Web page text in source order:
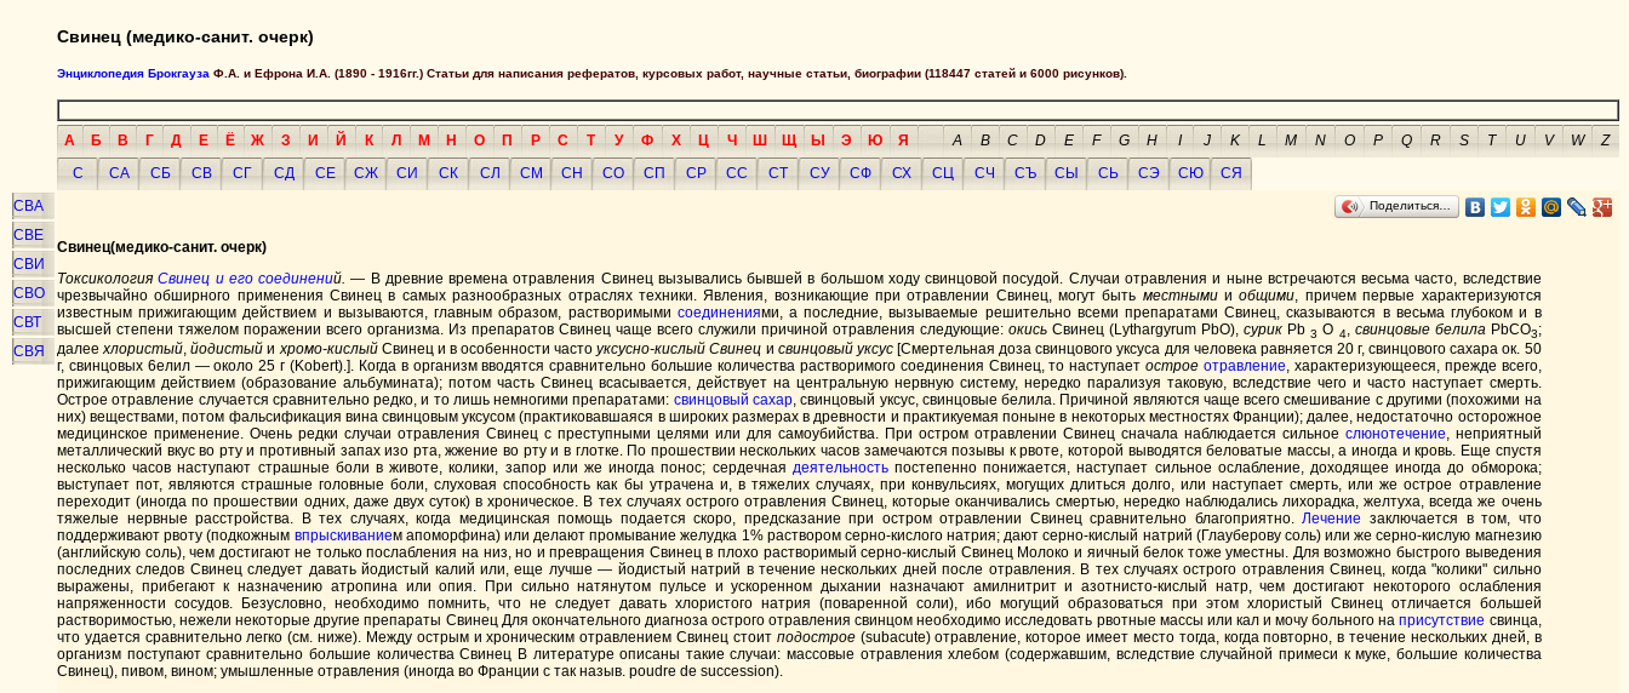
Свинец (медико-санит. очерк)
Энциклопедия Брокгауза Ф.А. и Ефрона И.А. (1890 - 1916гг.) Статьи для написания рефератов, курсовых работ, научные статьи, биографии (118447 статей и 6000 рисунков).
А Б В Г Д Е Ё Ж З И Й К Л М Н О П Р С Т У Ф Х Ц Ч Ш Щ Ы Э Ю Я A B C D E F G H I J K L M N O P Q R S T U V W
Z
С
СА СБ СВ СГ СД СЕ СЖ СИ СК СЛ СМ СН СО СП СР СС СТ СУ СФ СХ СЦ СЧ СЪ СЫ СЬ СЭ СЮ
СЯ
СВА
СВЕ
СВИ
СВО
СВТ
СВЯ
Поделиться…
Свинец(медико-санит. очерк)
ТоксикологияСвинец и его соединений.— В древние времена отравления Свинец вызывались бывшей в большом ходу свинцовой посудой. Случаи отравления и ныне встречаются весьма часто, вследствие
чрезвычайно обширного применения Свинец в самых разнообразных отраслях техники. Явления, возникающие при отравлении Свинец, могут быть местнымииобщими, причем первые характеризуются
известным прижигающим действием и вызываются, главным образом, растворимыми соединениями, а последние, вызываемые решительно всеми препаратами Свинец, сказываются в весьма глубоком и в
высшей степени тяжелом поражении всего организма. Из препаратов Свинец чаще всего служили причиной отравления следующие:окись Свинец (Lythargyrum PbO),сурик Рb3 О 4, свинцовые белилаPbCO3;
далеехлористый,йодистый ихромо-кислыйСвинец и в особенности частоуксусно-кислый Свинец и свинцовый уксус[Смертельная доза свинцового уксуса для человека равняется 20 г, свинцового сахара ок. 50
г, свинцовых 6елил — около 25 г (Kobert).]. Когда в организм вводятся сравнительно большие количества растворимого соединения Свинец, то наступаетострое отравление, характеризующееся, прежде всего,
прижигающим действием (образование альбумината); потом часть Свинец всасывается, действует на центральную нервную систему, нередко парализуя таковую, вследствие чего и часто наступает смерть.
Острое отравление случается сравнительно редко, и то лишь немногими препаратами: свинцовый сахар, свинцовый уксус, свинцовые белила. Причиной являются чаще всего смешивание с другими (похожими на
них) веществами, потом фальсификация вина свинцовым уксусом (практиковавшаяся в широких размерах в древности и практикуемая поныне в некоторых местностях Франции); далее, недостаточно осторожное
медицинское применение. Очень редки случаи отравления Свинец с преступными целями или для самоубийства. При остром отравлении Свинец сначала наблюдается сильное слюнотечение, неприятный
металлический вкус во рту и противный запах изо рта, жжение во рту и в глотке. По прошествии нескольких часов замечаются позывы к рвоте, которой выводятся беловатые массы, а иногда и кровь. Еще спустя
несколько часов наступают страшные боли в животе, колики, запор или же иногда понос; сердечная деятельностьпостепенно понижается, наступает сильное ослабление, доходящее иногда до обморока;
выступает пот, являются страшные головные боли, слуховая способность как бы утрачена и, в тяжелих случаях, при конвульсиях, могущих длиться долго, или наступает смерть, или же острое отравление
переходит (иногда по прошествии одних, даже двух суток) в хроническое. В тех случаях острого отравления Свинец, которые оканчивались смертью, нередко наблюдались лихорадка, желтуха, всегда же очень
тяжелые нервные расстройства. В тех случаях, когда медицинская помощь подается скоро, предсказание при остром отравлении Свинец сравнительно благоприятно.Лечение заключается в том, что
поддерживают рвоту (подкожным впрыскиванием апоморфина) или делают промываниe желудка 1% раствором серно-кислого натрия; дают серно-кислый натрий (Глауберову соль) или же серно-кислую магнезию
(английскую соль), чем достигают не только послабления на низ, но и превращения Свинец в плохо растворимый серно-кислый Свинец Молоко и яичный белок тоже уместны. Для возможно быстрого выведения
последних следов Свинец следует давать йодистый калий или, еще лучше — йодистый натрий в течение нескольких дней после отравления. В тех случаях острого отравления Свинец, когда "колики" сильно
выражены, прибегают к назначению атропина или опия. При сильно натянутом пульсе и ускоренном дыхании назначают амилнитрит и азотнисто-кислый натр, чем достигают некоторого ослабления
напряженности сосудов. Безусловно, необходимо помнить, что не следует давать хлористого натрия (поваренной соли), ибо могущий образоваться при этом хлористый Свинец отличается большей
растворимостью, нежели некоторые другие препараты Свинец Для окончательного диагноза острого отравления свинцом необходимо исследовать рвотные массы или кал и мочу больного наприсутствие свинца,
что удается сравнительно легко (см. ниже). Между острым и хроническим отравлением Свинец стоит подострое(subacute) отравление, которое имеет место тогда, когда повторно, в течение нескольких дней, в
организм поступают сравнительно большие количества Свинец В литературе описаны такие случаи: массовые отравления хлебом (содержавшим, вследствие случайной примеси к муке, большие количества
Свинец), пивом, вином; умышленные отравления (иногда во Франции с так назыв. poudre de succession).